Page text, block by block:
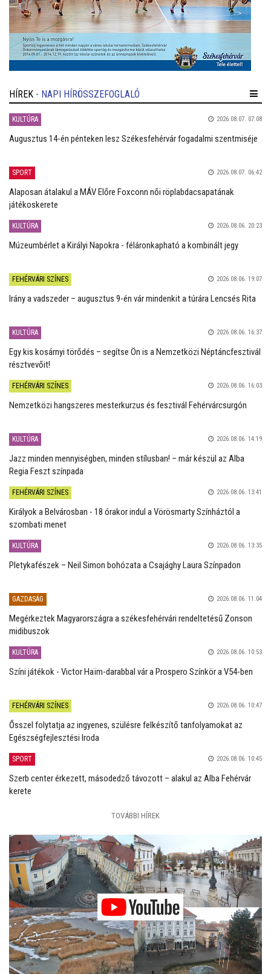
HÍREK - NAPI HÍRÖSSZEFOGLALÓ
KULTÚRA 2026.08.07. 07:08
Augusztus 14-én pénteken lesz Székesfehérvár fogadalmi szentmiséje
SPORT 2026.08.07. 06:42
Alaposan átalakul a MÁV Előre Foxconn női röplabdacsapatának
játékoskerete
KULTÚRA 2026.08.06. 20:23
Múzeumbérlet a Királyi Napokra - féláronkapható a kombinált jegy
FEHÉRVÁRI SZÍNES 2026.08.06. 19:07
Irány a vadszeder – augusztus 9-én vár mindenkit a túrára Lencsés Rita
KULTÚRA 2026.08.06. 16:37
Egy kis kosárnyi törődés – segítse Ön is a Nemzetközi Néptáncfesztivál
résztvevőit!
FEHÉRVÁRI SZÍNES 2026.08.06. 16:03
Nemzetközi hangszeres mesterkurzus és fesztivál Fehérvárcsurgón
KULTÚRA 2026.08.06. 14:19
Jazz minden mennyiségben, minden stílusban! – már készül az Alba
Regia Feszt színpada
FEHÉRVÁRI SZÍNES 2026.08.06. 13:41
Királyok a Belvárosban - 18 órakor indul a Vörösmarty Színháztól a
szombati menet
KULTÚRA 2026.08.06. 13:35
Pletykafészek – Neil Simon bohózata a Csajághy Laura Színpadon
GAZDASÁG 2026.08.06. 11:04
Megérkeztek Magyarországra a székesfehérvári rendeltetésű Zonson
midibuszok
KULTÚRA 2026.08.06. 10:53
Színi játékok - Victor Haïm-darabbal vár a Prospero Színkör a V54-ben
FEHÉRVÁRI SZÍNES 2026.08.06. 10:47
Ősszel folytatja az ingyenes, szülésre felkészítő tanfolyamokat az
Egészségfejlesztési Iroda
SPORT 2026.08.06. 10:45
Szerb center érkezett, másodedző távozott – alakul az Alba Fehérvár
kerete
TOVÁBBI HÍREK